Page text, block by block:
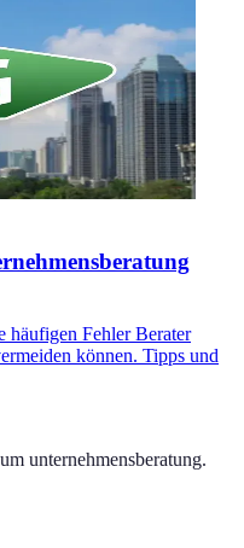
häufigen Fehler Berater
können. Tipps und
unternehmensberatung.